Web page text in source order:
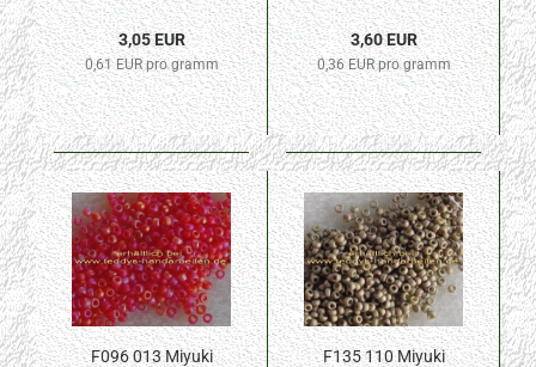
3,05 EUR
0,61 EUR pro gramm
3,60 EUR
0,36 EUR pro gramm
F096 013 Miyuki
F135 110 Miyuki